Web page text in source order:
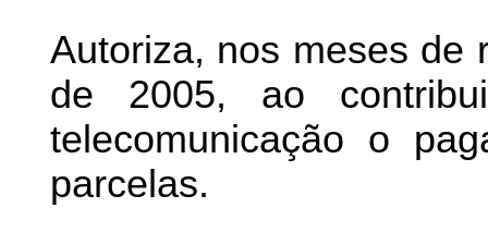
Autoriza, nos meses de
de 2005, ao
telecomunicação o
parcelas.